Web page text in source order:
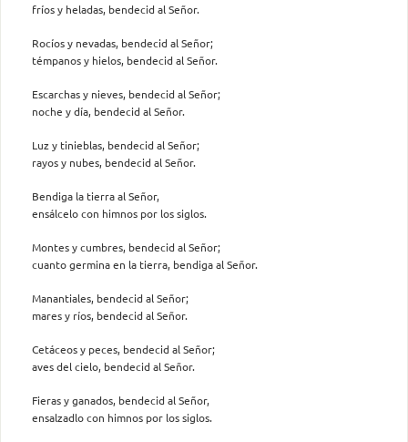
fríos y heladas, bendecid al Señor.
Rocíos y nevadas, bendecid al Señor;
témpanos y hielos, bendecid al Señor.
Escarchas y nieves, bendecid al Señor;
noche y día, bendecid al Señor.
Luz y tinieblas, bendecid al Señor;
rayos y nubes, bendecid al Señor.
Bendiga la tierra al Señor,
ensálcelo con himnos por los siglos.
Montes y cumbres, bendecid al Señor;
cuanto germina en la tierra, bendiga al Señor.
Manantiales, bendecid al Señor;
mares y ríos, bendecid al Señor.
Cetáceos y peces, bendecid al Señor;
aves del cielo, bendecid al Señor.
Fieras y ganados, bendecid al Señor,
ensalzadlo con himnos por los siglos.